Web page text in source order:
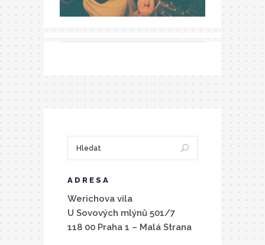
ADRESA
Werichova vila
U Sovových mlýnů 501/7
118 00 Praha 1 – Malá Strana